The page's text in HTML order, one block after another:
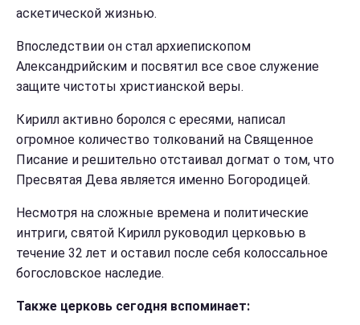
аскетической жизнью.
Впоследствии он стал архиепископом
Александрийским и посвятил все свое служение
защите чистоты христианской веры.
Кирилл активно боролся с ересями, написал
огромное количество толкований на Священное
Писание и решительно отстаивал догмат о том, что
Пресвятая Дева является именно Богородицей.
Несмотря на сложные времена и политические
интриги, святой Кирилл руководил церковью в
течение 32 лет и оставил после себя колоссальное
богословское наследие.
Также церковь сегодня вспоминает: